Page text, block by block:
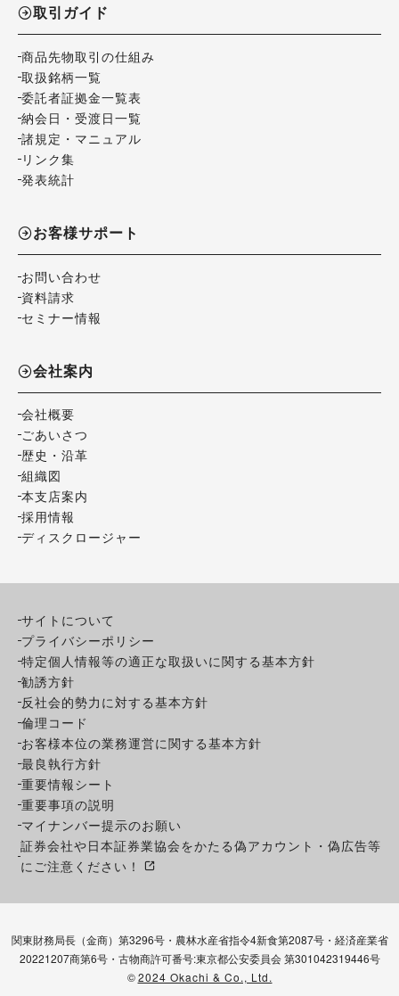
取引ガイド
商品先物取引の仕組み
取扱銘柄一覧
委託者証拠金一覧表
納会日・受渡日一覧
諸規定・マニュアル
リンク集
発表統計
お客様サポート
お問い合わせ
資料請求
セミナー情報
会社案内
会社概要
ごあいさつ
歴史・沿革
組織図
本支店案内
採用情報
ディスクロージャー
サイトについて
プライバシーポリシー
特定個人情報等の適正な取扱いに関する基本方針
勧誘方針
反社会的勢力に対する基本方針
倫理コード
お客様本位の業務運営に関する基本方針
最良執行方針
重要情報シート
重要事項の説明
マイナンバー提示のお願い
証券会社や日本証券業協会をかたる偽アカウント・偽広告等
にご注意ください！
関東財務局長（金商）第3296号・農林水産省指令4新食第2087号・経済産業省
20221207商第6号・古物商許可番号:東京都公安委員会 第301042319446号
©2024 Okachi & Co., Ltd.